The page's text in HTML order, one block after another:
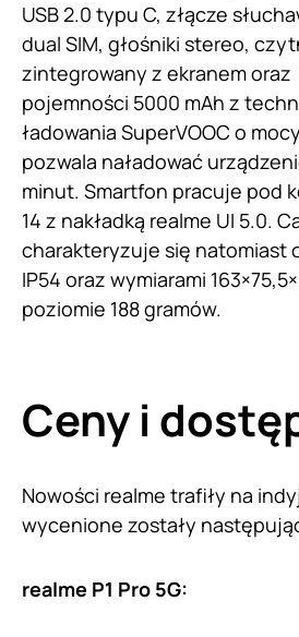
USB 2.0 typu C, złącze
dual SIM, głośniki stereo,
zintegrowany z ekranem
pojemności 5000 mAh z
ładowania SuperVOOC o
pozwala naładować
minut. Smartfon pracuje pod
14 z nakładką realme UI 5.0.
charakteryzuje się natomiast
IP54 oraz wymiarami
poziomie 188 gramów.
Ceny i
Nowości realme trafiły na
wycenione zostały
realme P1 Pro 5G: